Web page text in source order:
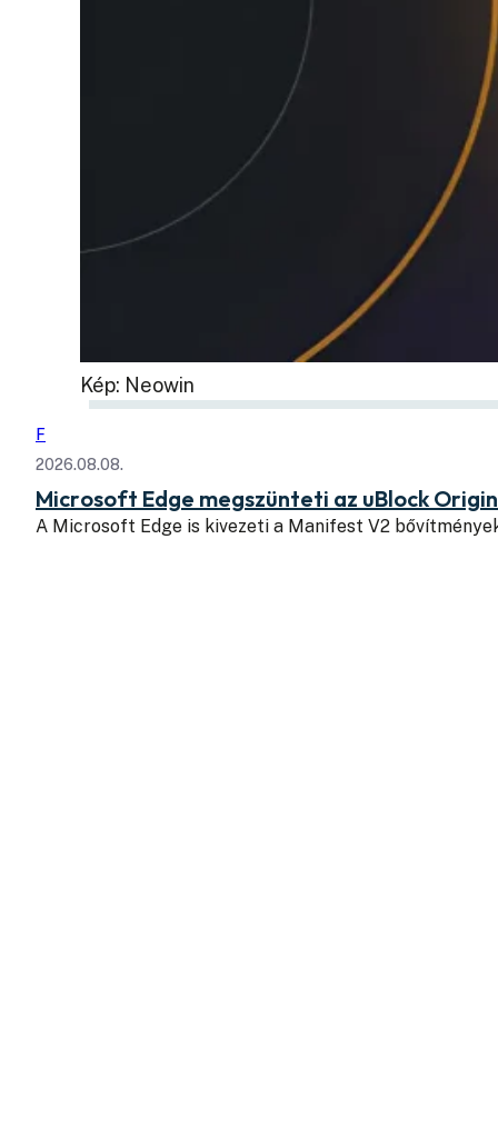
Kép: Neowin
F
2026.08.08.
Microsoft Edge megszünteti az uBlock
A Microsoft Edge is kivezeti a Manifest V2